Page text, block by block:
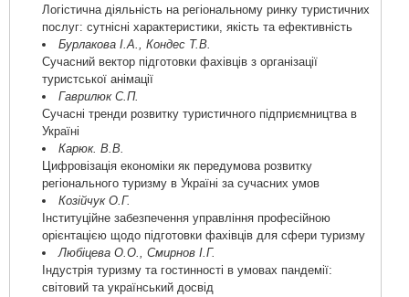
Логістична діяльність на регіональному ринку туристичних
послуг: сутнісні характеристики, якість та ефективність
Бурлакова І.А., Кондес Т.В.
Сучасний вектор підготовки фахівців з організації
туристської анімації
Гаврилюк С.П.
Сучасні тренди розвитку туристичного підприємництва в
Україні
Карюк. В.В.
Цифровізація економіки як передумова розвитку
регіонального туризму в Україні за сучасних умов
Козійчук О.Г.
Інституційне забезпечення управління професійною
орієнтацією щодо підготовки фахівців для сфери туризму
Любіцева О.О., Смирнов І.Г.
Індустрія туризму та гостинності в умовах пандемії:
світовий та український досвід